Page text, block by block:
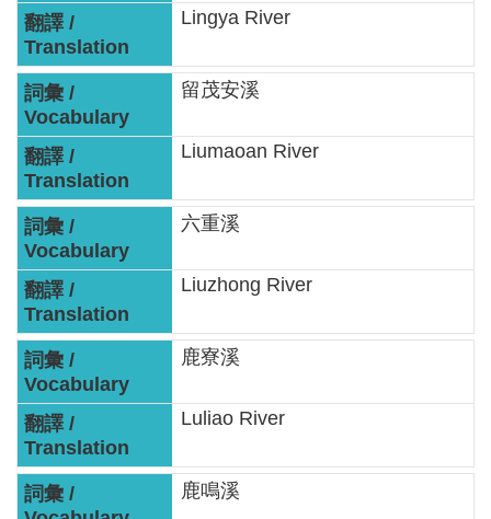
宣
告
隱
私
權
保
護
政
策
智
能
服
務
台
Lingya River
留茂安溪
Liumaoan River
六重溪
Liuzhong River
鹿寮溪
Luliao River
鹿鳴溪